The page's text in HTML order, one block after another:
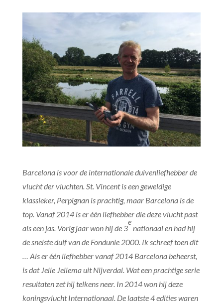
Barcelona is voor de internationale duivenliefhebber de
vlucht der vluchten. St. Vincent is een geweldige
klassieker, Perpignan is prachtig, maar Barcelona is de
top. Vanaf 2014 is er één liefhebber die deze vlucht past
als een jas. Vorig jaar won hij de 3
e
nationaal en had hij
de snelste duif van de Fondunie 2000. Ik schreef toen dit
… Als er één liefhebber vanaf 2014 Barcelona beheerst,
is dat Jelle Jellema uit Nijverdal. Wat een prachtige serie
resultaten zet hij telkens neer. In 2014 won hij deze
koningsvlucht Internationaal. De laatste 4 edities waren